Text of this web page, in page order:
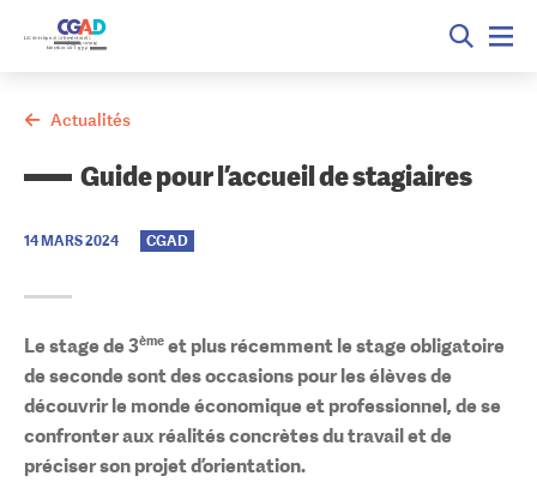
Actualités
Guide pour l’accueil de stagiaires
14 MARS 2024 CGAD
Le stage de 3ème et plus récemment le stage obligatoire
de seconde sont des occasions pour les élèves de
découvrir le monde économique et professionnel, de se
confronter aux réalités concrètes du travail et de
préciser son projet d’orientation.